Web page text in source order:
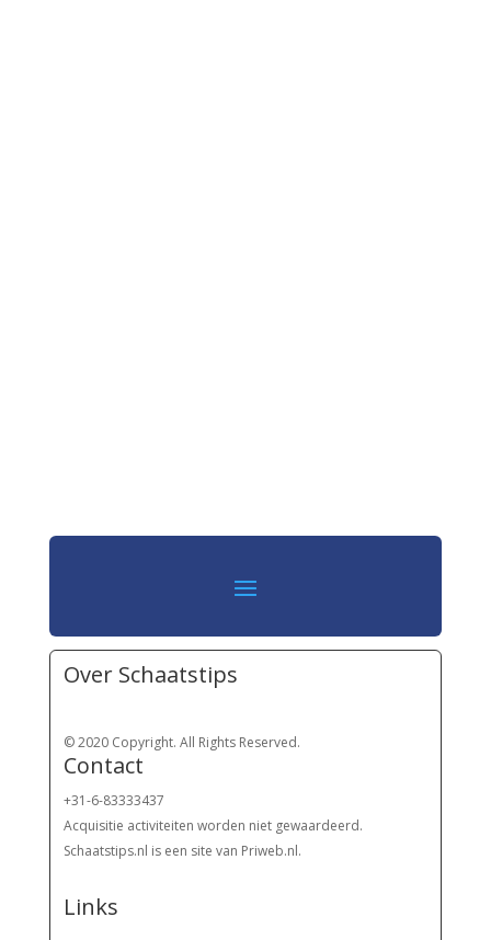
Over Schaatstips
© 2020 Copyright. All Rights Reserved.
Contact
+31-6-83333437
Acquisitie activiteiten worden niet gewaardeerd.
Schaatstips.nl is een site van Priweb.nl.
Links